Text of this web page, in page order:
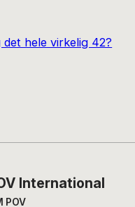
International
POV